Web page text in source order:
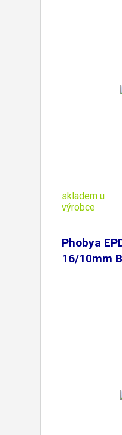
skladem u
výrobce
Phobya
16/10mm